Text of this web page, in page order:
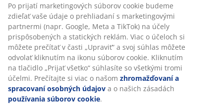
Po prijatí marketingových súborov cookie budeme
zdieľať vaše údaje o prehliadaní s marketingovými
partnermi (napr. Google, Meta a TikTok) na účely
prispôsobených a statických reklám. Viac o účeloch si
môžete prečítať v časti „Upraviť“ a svoj súhlas môžete
odvolať kliknutím na ikonu súborov cookie. Kliknutím
na tlačidlo „Prijať všetko“ súhlasíte so všetkými tromi
účelmi. Prečítajte si viac o našom zhromažďovaní a
spracovaní osobných údajov a o našich zásadách
používania súborov cookie.